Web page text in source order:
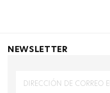
NEWSLETTER